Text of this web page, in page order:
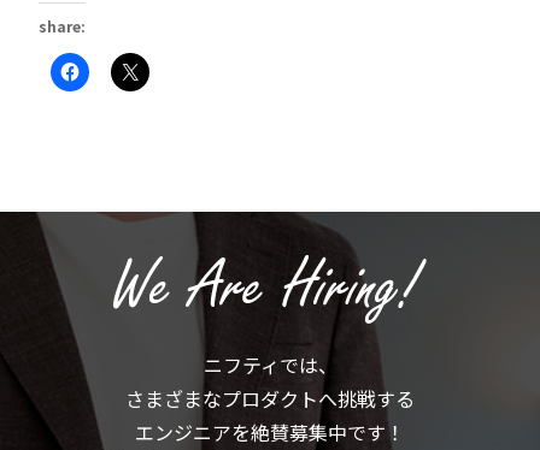
share:
Facebook
で
リ
し
い
ウ
ィ
ク
リ
有
(新
い
ウ
ィ
ン
ま
す)
ニフティでは、
さまざまなプロダクトへ挑戦する
エンジニアを絶賛募集中です！